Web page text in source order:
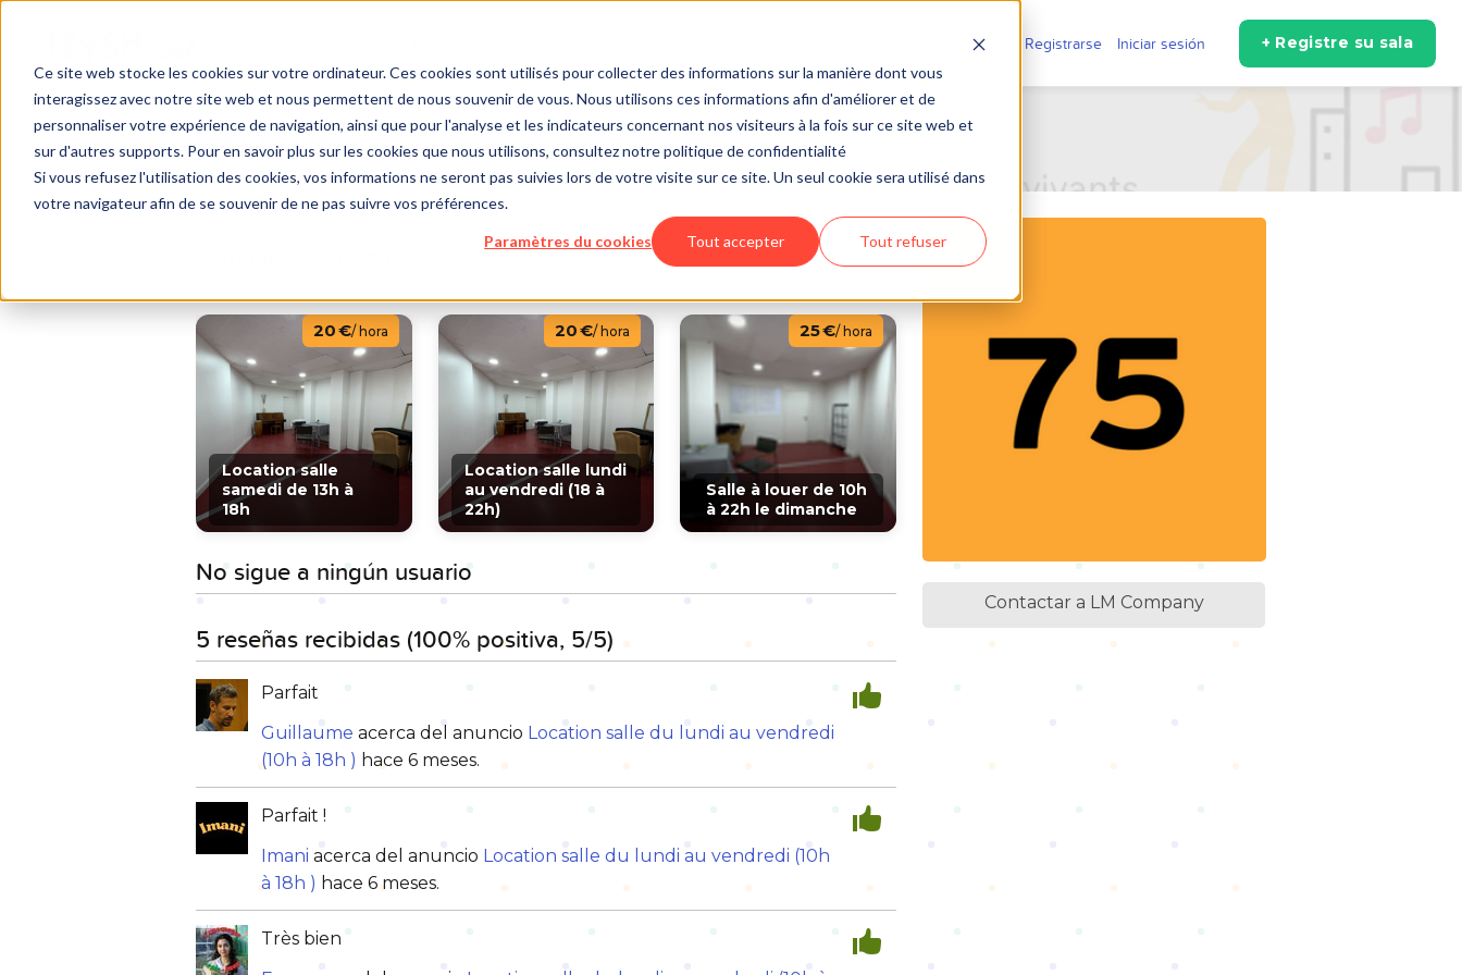
Ce site web stocke les cookies sur votre ordinateur. Ces cookies sont utilisés pour collecter des informations sur la manière dont vous
interagissez avec notre site web et nous permettent de nous souvenir de vous. Nous utilisons ces informations afin d'améliorer et de
personnaliser votre expérience de navigation, ainsi que pour l'analyse et les indicateurs concernant nos visiteurs à la fois sur ce site web et
sur d'autres supports. Pour en savoir plus sur les cookies que nous utilisons, consultez notre politique de confidentialité
Si vous refusez l'utilisation des cookies, vos informations ne seront pas suivies lors de votre visite sur ce site. Un seul cookie sera utilisé dans
votre navigateur afin de se souvenir de ne pas suivre vos préférences.
Paramètres du cookies Tout accepter Tout refuser
es Registrarse Iniciar sesión + Registre su sala
LM Company
Location salle
samedi de 13h à
18h
20 €/ hora
Location salle lundi
au vendredi (18 à
22h)
20 €/ hora
Salle à louer de 10h
à 22h le dimanche
25 €/ hora
No sigue a ningún usuario
5 reseñas recibidas (100% positiva, 5/5)
Parfait
Guillaume acerca del anuncio Location salle du lundi au vendredi
(10h à 18h ) hace 6 meses.
Parfait !
Imani acerca del anuncio Location salle du lundi au vendredi (10h
à 18h ) hace 6 meses.
Très bien
Contactar a LM Company